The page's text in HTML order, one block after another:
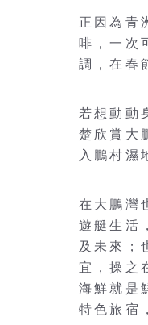
正因為青
啡，一次
調，在春
若想動動
楚欣賞大
入鵬村濕
在大鵬灣
遊艇生活
及未來；
宜，操之
海鮮就是
特色旅宿